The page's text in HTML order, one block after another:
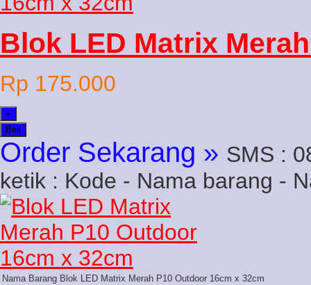
Blok LED Matrix
Rp 175.000
+
Beli
Order Sekarang » SMS :
ketik : Kode - Nama barang -
Nama Barang Blok LED Matrix Merah P10 Outdoor 16cm x 32cm